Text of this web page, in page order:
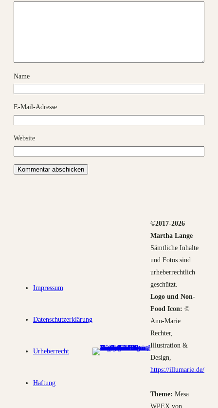
Name
E-Mail-Adresse
Website
Impressum
Datenschutzerklärung
Urheberrecht
Haftung
©2017-2026
Martha Lange
Sämtliche Inhalte
und Fotos sind
urheberrechtlich
geschützt.
Logo und Non-
Food Icon: ©
Ann-Marie
Rechter,
Illustration &
Design,
https://illumarie.de/
Theme: Mesa
WPEX von